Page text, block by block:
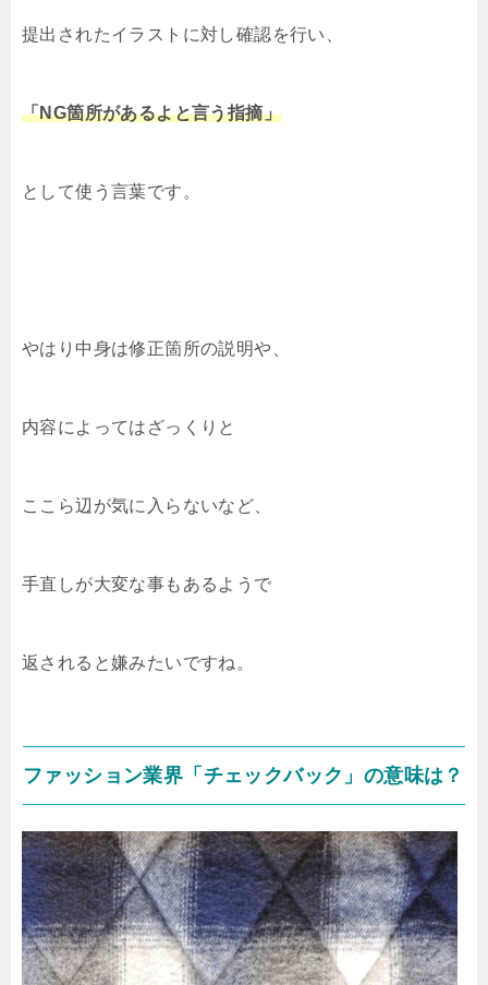
提出されたイラストに対し確認を行い、
「NG箇所があるよと言う指摘」
として使う言葉です。
やはり中身は修正箇所の説明や、
内容によってはざっくりと
ここら辺が気に入らないなど、
手直しが大変な事もあるようで
返されると嫌みたいですね。
ファッション業界「チェックバック」の意味は？